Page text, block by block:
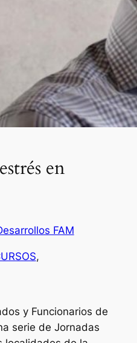
en
FAM
y Funcionarios de
serie de Jornadas